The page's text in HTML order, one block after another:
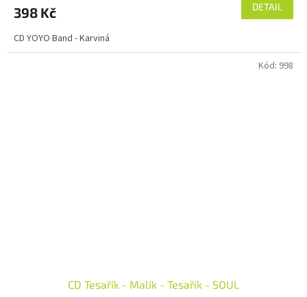
398 Kč DETAIL
CD YOYO Band - Karviná
CD Tesařík - Malík - Tesařík - SOUL
Kód: 998